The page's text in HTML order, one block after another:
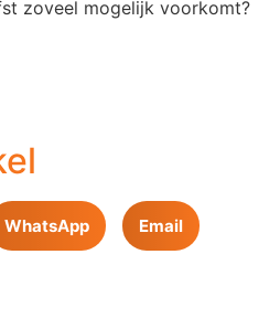
zoveel mogelijk voorkomt?
WhatsApp Email